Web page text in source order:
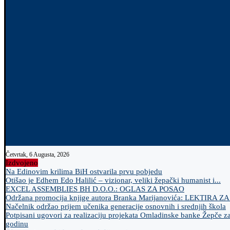
Četvrtak, 6 Augusta, 2026
Izdvojeno
Na Edinovim krilima BiH ostvarila prvu pobjedu
Otišao je Edhem Edo Halilić – vizionar, veliki žepački humanist i...
EXCEL ASSEMBLIES BH D.O.O.: OGLAS ZA POSAO
Održana promocija knjige autora Branka Marijanovića: LEKTIRA
Načelnik održao prijem učenika generacije osnovnih i srednjih škola
Potpisani ugovori za realizaciju projekata Omladinske banke Žepče
godinu